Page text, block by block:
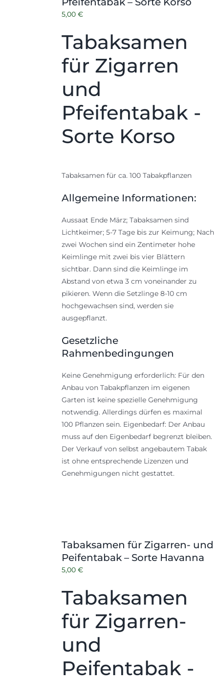
5,00 €
Tabaksamen
für Zigarren
und
Pfeifentabak -
Sorte Korso
Tabaksamen für ca. 100 Tabakpflanzen
Allgemeine Informationen:
Aussaat Ende März; Tabaksamen sind
Lichtkeimer; 5-7 Tage bis zur Keimung; Nach
zwei Wochen sind ein Zentimeter hohe
Keimlinge mit zwei bis vier Blättern
sichtbar. Dann sind die Keimlinge im
Abstand von etwa 3 cm voneinander zu
pikieren. Wenn die Setzlinge 8-10 cm
hochgewachsen sind, werden sie
ausgepflanzt.
Gesetzliche
Rahmenbedingungen
Keine Genehmigung erforderlich: Für den
Anbau von Tabakpflanzen im eigenen
Garten ist keine spezielle Genehmigung
notwendig. Allerdings dürfen es maximal
100 Pflanzen sein. Eigenbedarf: Der Anbau
muss auf den Eigenbedarf begrenzt bleiben.
Der Verkauf von selbst angebautem Tabak
ist ohne entsprechende Lizenzen und
Genehmigungen nicht gestattet.
Tabaksamen für Zigarren- und
Peifentabak – Sorte Havanna
5,00 €
Tabaksamen
für Zigarren-
und
Peifentabak -